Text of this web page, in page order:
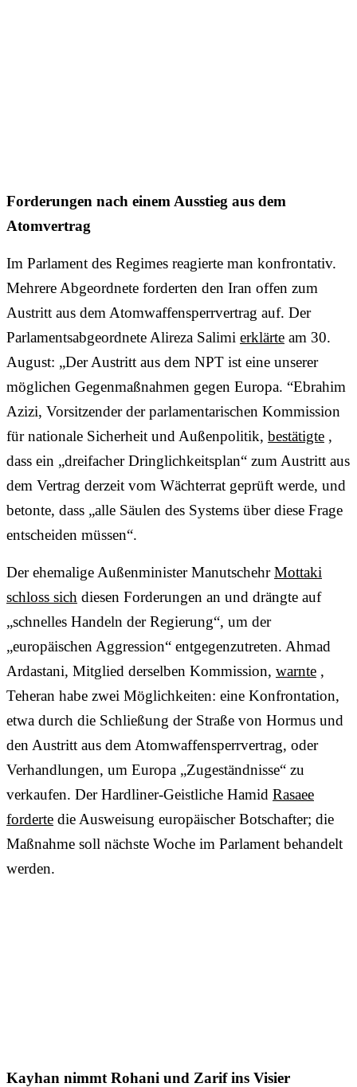
Forderungen nach einem Ausstieg aus dem
Atomvertrag
Im Parlament des Regimes reagierte man konfrontativ.
Mehrere Abgeordnete forderten den Iran offen zum
Austritt aus dem Atomwaffensperrvertrag auf. Der
Parlamentsabgeordnete Alireza Salimi erklärte am 30.
August: „Der Austritt aus dem NPT ist eine unserer
möglichen Gegenmaßnahmen gegen Europa. “Ebrahim
Azizi, Vorsitzender der parlamentarischen Kommission
für nationale Sicherheit und Außenpolitik, bestätigte ,
dass ein „dreifacher Dringlichkeitsplan“ zum Austritt aus
dem Vertrag derzeit vom Wächterrat geprüft werde, und
betonte, dass „alle Säulen des Systems über diese Frage
entscheiden müssen“.
Der ehemalige Außenminister ManutschehrMottaki
schloss sich diesen Forderungen an und drängte auf
„schnelles Handeln der Regierung“, um der
„europäischen Aggression“ entgegenzutreten. Ahmad
Ardastani, Mitglied derselben Kommission, warnte ,
Teheran habe zwei Möglichkeiten: eine Konfrontation,
etwa durch die Schließung der Straße von Hormus und
den Austritt aus dem Atomwaffensperrvertrag, oder
Verhandlungen, um Europa „Zugeständnisse“ zu
verkaufen. Der Hardliner-Geistliche Hamid Rasaee
forderte die Ausweisung europäischer Botschafter; die
Maßnahme soll nächste Woche im Parlament behandelt
werden.
Kayhan nimmt Rohani und Zarif ins Visier